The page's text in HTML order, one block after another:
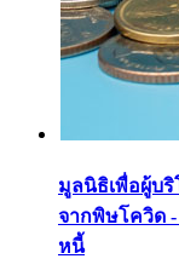
มูลนิธิเพื่อผู้บ
จากพิษโควิด
หนี้